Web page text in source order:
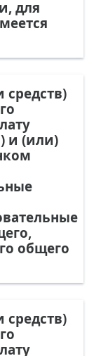
для
средств)
и (или)
общего
средств)